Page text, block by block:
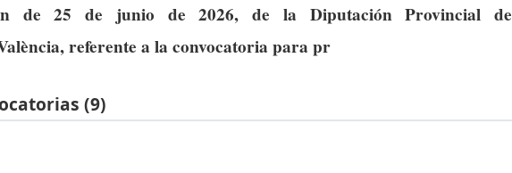
de 25 de junio de 2026, de la Diputación Provincial de
referente a la convocatoria para pr
(9)